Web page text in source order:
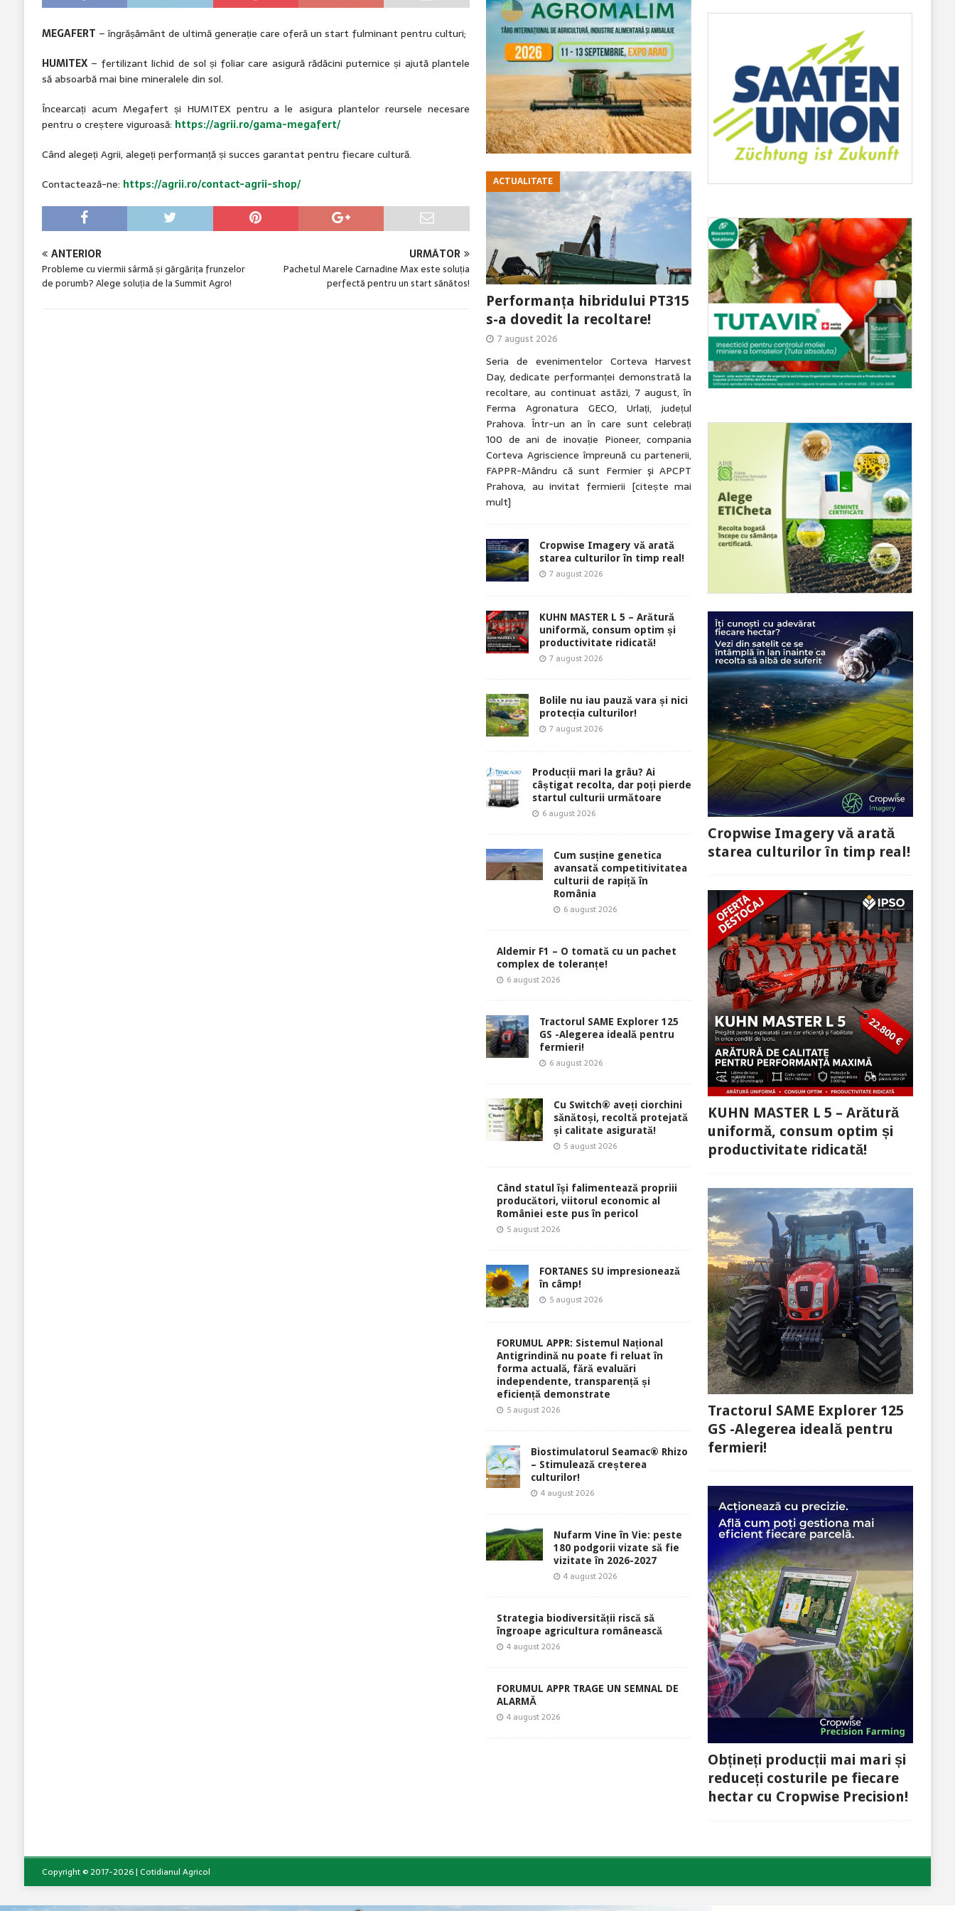
MEGAFERT – îngrășământ de ultimă generație care oferă un start fulminant pentru culturi;
HUMITEX– fertilizant lichid de sol și foliar care asigură rădăcini puternice și ajută plantele
să absoarbă mai bine mineralele din sol.
Încearcați acum Megafert și HUMITEX pentru a le asigura plantelor reursele necesare
pentru o creștere viguroasă: https://agrii.ro/gama-megafert/
Când alegeți Agrii, alegeți performanță și succes garantat pentru fiecare cultură.
Contactează-ne: https://agrii.ro/contact-agrii-shop/
ANTERIOR
Probleme cu viermii sârmă și gărgărița frunzelor
de porumb? Alege soluția de la Summit Agro!
URMĂTOR
Pachetul Marele Carnadine Max este soluția
perfectă pentru un start sănătos!
ACTUALITATE
Performanța hibridului PT315
s-a dovedit la recoltare!
7 august 2026
Seria de evenimentelor Corteva Harvest
Day, dedicate performanței demonstrată la
recoltare, au continuat astăzi, 7 august, în
Ferma Agronatura GECO, Urlați, județul
Prahova. Într-un an în care sunt celebrați
100 de ani de inovație Pioneer, compania
Corteva Agriscience împreună cu partenerii,
FAPPR-Mândru că sunt Fermier şi APCPT
Prahova, au invitat fermierii [citește mai
mult]
Cropwise Imagery vă arată
starea culturilor în timp real!
7 august 2026
KUHN MASTER L 5 – Arătură
uniformă, consum optim și
productivitate ridicată!
7 august 2026
Bolile nu iau pauză vara și nici
protecția culturilor!
7 august 2026
Producții mari la grâu? Ai
câștigat recolta, dar poți pierde
startul culturii următoare
6 august 2026
Cum susține genetica
avansată competitivitatea
culturii de rapiță în
România
6 august 2026
Aldemir F1 – O tomată cu un pachet
complex de toleranțe!
6 august 2026
Tractorul SAME Explorer 125
GS -Alegerea ideală pentru
fermieri!
6 august 2026
Cu Switch® aveți ciorchini
sănătoși, recoltă protejată
și calitate asigurată!
5 august 2026
Când statul își falimentează propriii
producători, viitorul economic al
României este pus în pericol
5 august 2026
FORTANES SU impresionează
în câmp!
5 august 2026
FORUMUL APPR: Sistemul Național
Antigrindină nu poate fi reluat în
forma actuală, fără evaluări
independente, transparență și
eficiență demonstrate
5 august 2026
Biostimulatorul Seamac® Rhizo
– Stimulează creșterea
culturilor!
4 august 2026
Nufarm Vine în Vie: peste
180 podgorii vizate să fie
vizitate în 2026-2027
4 august 2026
Strategia biodiversității riscă să
îngroape agricultura românească
4 august 2026
FORUMUL APPR TRAGE UN SEMNAL DE
ALARMĂ
4 august 2026
Cropwise Imagery vă arată
starea culturilor în timp real!
KUHN MASTER L 5 – Arătură
uniformă, consum optim și
productivitate ridicată!
Tractorul SAME Explorer 125
GS -Alegerea ideală pentru
fermieri!
Obțineți producții mai mari și
reduceți costurile pe fiecare
hectar cu Cropwise Precision!
Copyright © 2017-2026 | Cotidianul Agricol